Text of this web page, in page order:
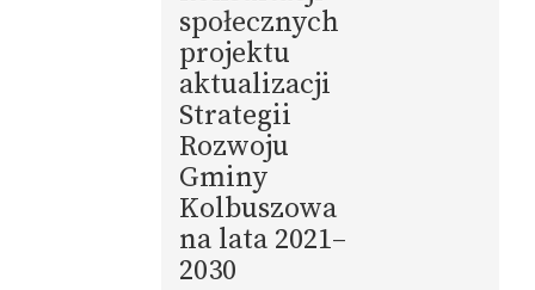
społecznych
projektu
aktualizacji
Strategii
Rozwoju
Gminy
Kolbuszowa
na lata 2021–
2030